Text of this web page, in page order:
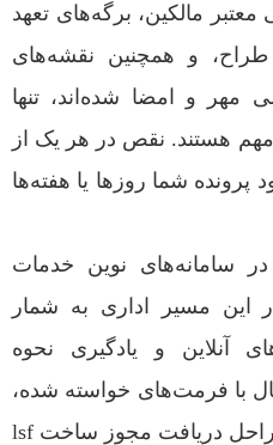
مالکین، برگه‌های تعهد
و همچنین نقشه‌های
و امضا شده‌اند، تنها
هستند. نقص در هر یک از
پرونده شما روزها یا هفته‌ها
سامانه‌های نوین خدمات
این مسیر اداری به شمار
آنلاین و یادگیری نحوه
با فرمت‌های خواسته شده،
یکی از مهم‌ترین بخش‌های مراحل دریافت مجوز ساخت lsf